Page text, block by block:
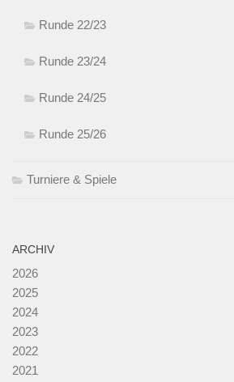
Runde 22/23
Runde 23/24
Runde 24/25
Runde 25/26
Turniere & Spiele
ARCHIV
2026
2025
2024
2023
2022
2021